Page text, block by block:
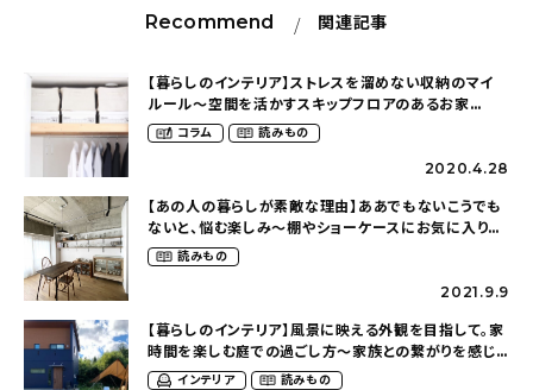
Recommend 関連記事
【暮らしのインテリア】ストレスを溜めない収納のマイ
ルール〜空間を活かすスキップフロアのあるお家
（annapple_houseさん）
コラム 読みもの
2020.4.28
【あの人の暮らしが素敵な理由】ああでもないこうでも
ないと、悩む楽しみ〜棚やショーケースにお気に入りを
並べて（kumacokumaoさん）
読みもの
2021.9.9
【暮らしのインテリア】風景に映える外観を目指して。家
時間を楽しむ庭での過ごし方〜家族との繋がりを感じ
る家づくり（seri.624さん）
インテリア 読みもの